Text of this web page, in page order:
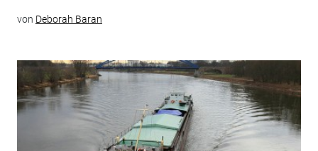
von Deborah Baran